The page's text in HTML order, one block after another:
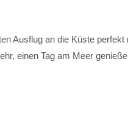
Ausflug an die Küste
einen Tag am Meer